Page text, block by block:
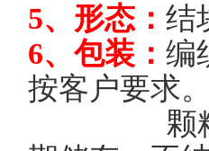
5、形态： 结
6、包装： 编
按客户要求
颗